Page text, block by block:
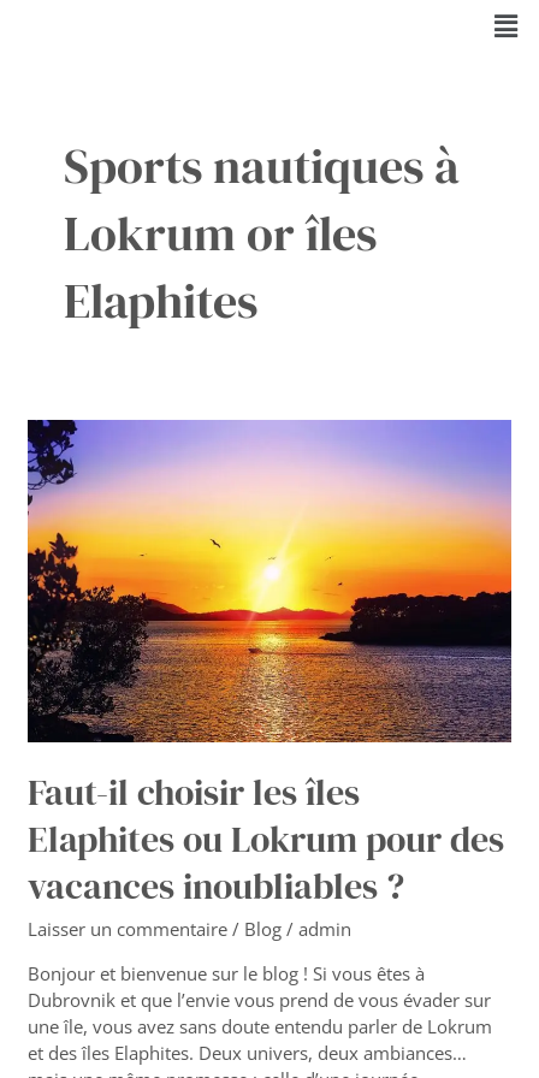
Sports nautiques à
Lokrum or îles
Elaphites
Faut-il choisir les îles
Elaphites ou Lokrum pour des
vacances inoubliables ?
Laisser un commentaire / Blog /admin
Bonjour et bienvenue sur le blog ! Si vous êtes à
Dubrovnik et que l’envie vous prend de vous évader sur
une île, vous avez sans doute entendu parler de Lokrum
et des îles Elaphites. Deux univers, deux ambiances…
Faut-
il
choisir
les
îles
Elaphites
ou
Lokrum
pour
des
vacances
inoubliables
?